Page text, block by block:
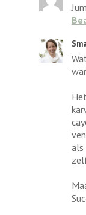
als